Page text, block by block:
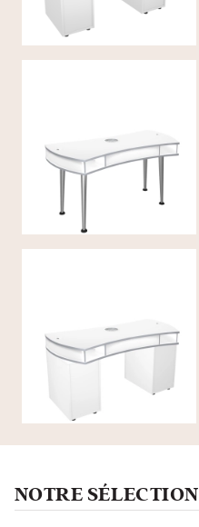
MILANO
MILANO TYP III
NOTRE SÉLECTION